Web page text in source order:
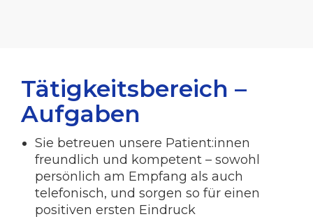
Tätigkeitsbereich –
Aufgaben
Sie betreuen unsere Patient:innen
freundlich und kompetent – sowohl
persönlich am Empfang als auch
telefonisch, und sorgen so für einen
positiven ersten Eindruck